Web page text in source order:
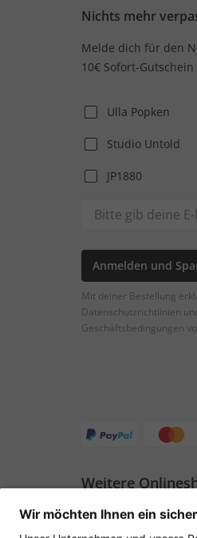
Nichts mehr
Melde dich für den
10€ Sofort-
Ulla Popken
Studio Untold
JP1880
Anmelden und
Mit deiner Bestellung
Datenschutzrichtlinien
Geschäftsbedingungen
Weitere